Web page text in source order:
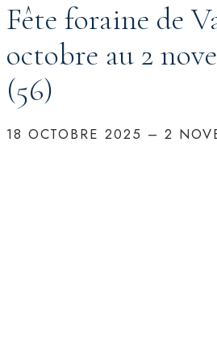
Fête foraine de
octobre au 2
(56)
18 OCTOBRE 2025 –2